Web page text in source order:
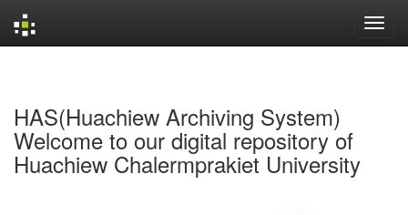
HAS(Huachiew Archiving System)
Welcome to our digital repository of
Huachiew Chalermprakiet University